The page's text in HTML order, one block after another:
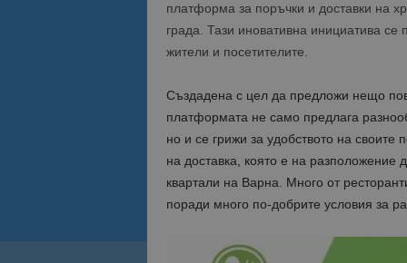
платформа за поръчки и доставки на
града. Тази иновативна инициатива
жители и посетителите.
Създадена с цел да предложи нещо
платформата не само предлага
но и се грижи за удобството на
нa доставка, която е на разположение
квартали на Варна. Много от
поради много по-добрите условия за